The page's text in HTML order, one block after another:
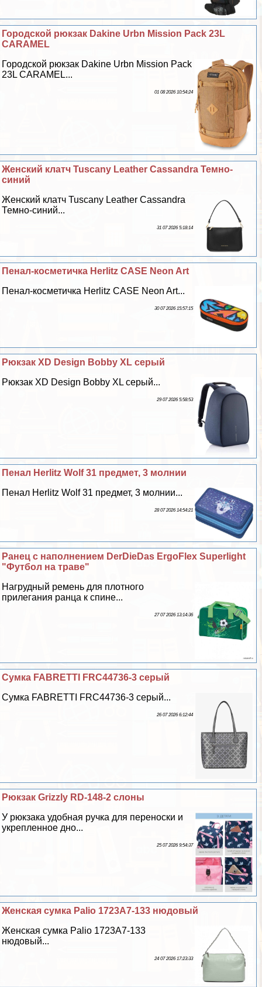
Городской рюкзак Dakine Urbn Mission Pack 23L
CARAMEL
Городской рюкзак Dakine Urbn Mission Pack
23L CARAMEL...
01 08 2026 10:54:24
Женский клатч Tuscany Leather Cassandra Темно-
синий
Женский клатч Tuscany Leather Cassandra
Темно-синий...
31 07 2026 5:18:14
Пенал-косметичка Herlitz CASE Neon Art
Пенал-косметичка Herlitz CASE Neon Art...
30 07 2026 15:57:15
Рюкзак XD Design Bobby XL серый
Рюкзак XD Design Bobby XL серый...
29 07 2026 5:58:53
Пенал Herlitz Wolf 31 предмет, 3 молнии
Пенал Herlitz Wolf 31 предмет, 3 молнии...
28 07 2026 14:54:21
Ранец с наполнением DerDieDas ErgoFlex Superlight
"Футбол на траве"
Нагрудный ремень для плотного
прилегания ранца к спине...
27 07 2026 13:14:36
Сумка FABRETTI FRC44736-3 серый
Сумка FABRETTI FRC44736-3 серый...
26 07 2026 6:12:44
Рюкзак Grizzly RD-148-2 слоны
У рюкзака удобная ручка для переноски и
укрепленное дно...
25 07 2026 9:54:37
Женская сумка Palio 1723A7-133 нюдовый
Женская сумка Palio 1723A7-133
нюдовый...
24 07 2026 17:23:33